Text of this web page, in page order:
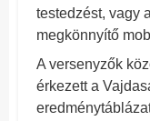
testedzést, vagy
megkönnyítő
A versenyzők
érkezett a